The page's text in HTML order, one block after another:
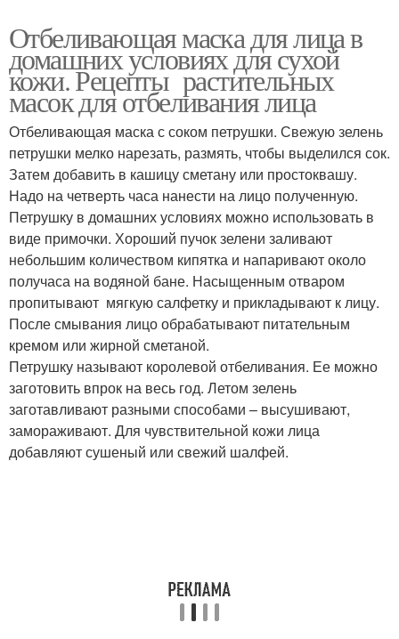
Отбеливающая маска для лица в
домашних условиях для сухой
кожи. Рецепты растительных
масок для отбеливания лица
Отбеливающая маска с соком петрушки. Свежую зелень
петрушки мелко нарезать, размять, чтобы выделился сок.
Затем добавить в кашицу сметану или простоквашу.
Надо на четверть часа нанести на лицо полученную.
Петрушку в домашних условиях можно использовать в
виде примочки. Хороший пучок зелени заливают
небольшим количеством кипятка и напаривают около
получаса на водяной бане. Насыщенным отваром
пропитывают мягкую салфетку и прикладывают к лицу.
После смывания лицо обрабатывают питательным
кремом или жирной сметаной.
Петрушку называют королевой отбеливания. Ее можно
заготовить впрок на весь год. Летом зелень
заготавливают разными способами – высушивают,
замораживают. Для чувствительной кожи лица
добавляют сушеный или свежий шалфей.